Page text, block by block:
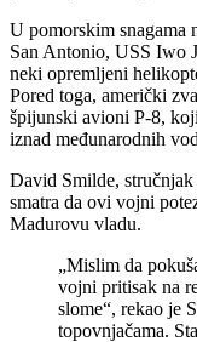
U pomorskim snagama
San Antonio, USS Iwo
neki opremljeni
Pored toga, američki
špijunski avioni P-8,
iznad međunarodnih
David Smilde, stručnjak
smatra da ovi vojni
Madurovu vladu.
„Mislim da
vojni pritisak na
slome“, rekao je
topovnjačama.